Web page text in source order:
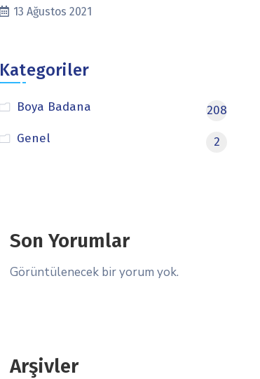
13 Ağustos 2021
Kategoriler
Boya Badana
208
Genel
2
Son Yorumlar
Görüntülenecek bir yorum yok.
Arşivler